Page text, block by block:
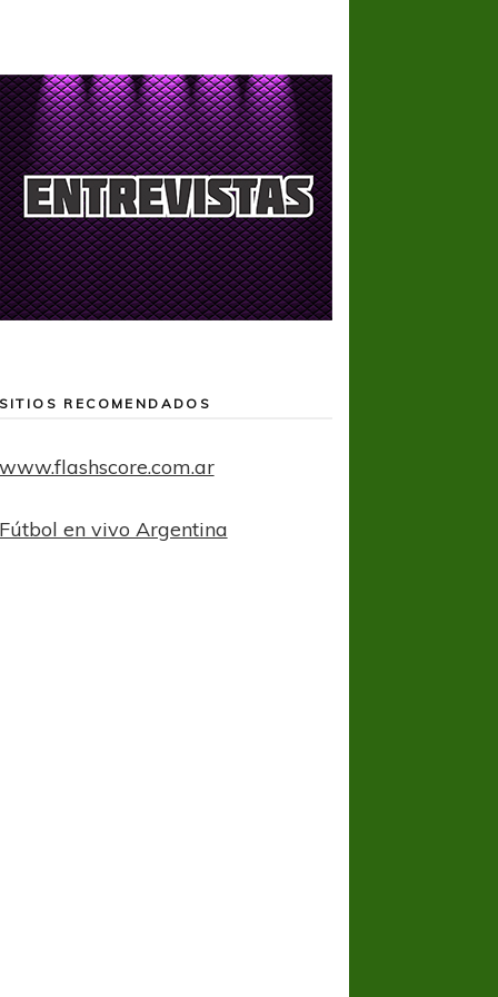
SITIOS RECOMENDADOS
www.flashscore.com.ar
Fútbol en vivo Argentina